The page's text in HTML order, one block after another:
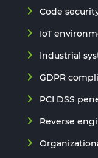
Code
IoT
Industrial
GDPR
PCI DSS
Reverse